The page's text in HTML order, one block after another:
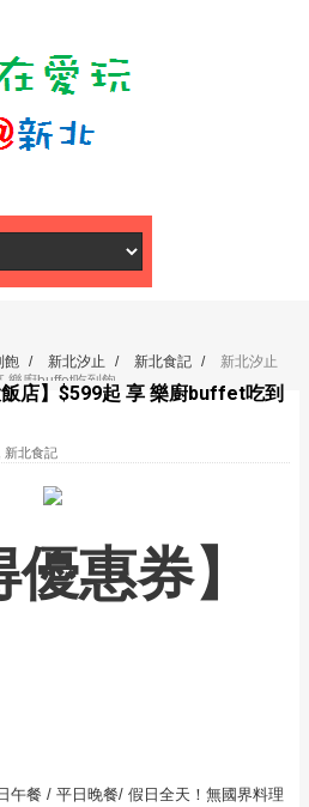
飽 / 新北汐止 / 新北食記 /
新北汐止
樂廚buffet吃到飽
店】$599起 享 樂廚buffet吃到
新北食記
優惠券】
午餐 / 平日晚餐/ 假日全天！無國界料理